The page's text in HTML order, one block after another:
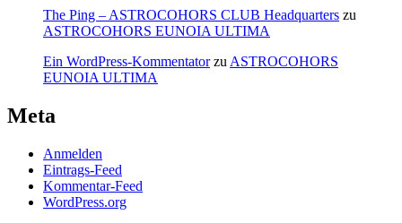
The Ping – ASTROCOHORS CLUB Headquarters zu
ASTROCOHORS EUNOIA ULTIMA
Ein WordPress-Kommentatorzu ASTROCOHORS
EUNOIA ULTIMA
Meta
Anmelden
Eintrags-Feed
Kommentar-Feed
WordPress.org